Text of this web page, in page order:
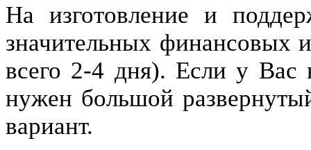
На изготовление и
значительных финансовых
всего 2-4 дня). Если у Вас
нужен большой
вариант.